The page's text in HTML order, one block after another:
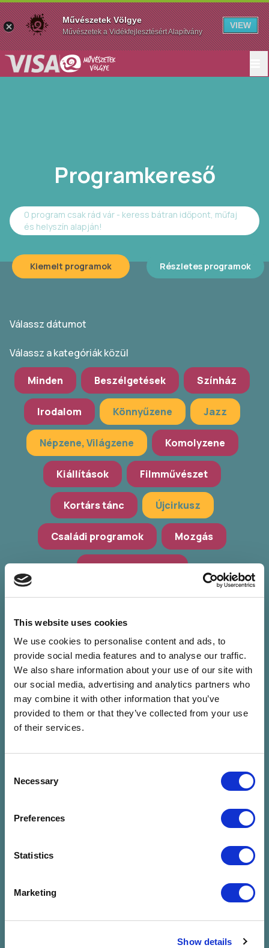
This website uses cookies
We use cookies to personalise content and ads, to
provide social media features and to analyse our traffic.
We also share information about your use of our site with
our social media, advertising and analytics partners who
may combine it with other information that you’ve
provided to them or that they’ve collected from your use
of their services.
Selection
Necessary
Preferences
Statistics
Marketing
Show details
Programkereső
0 program csak rád vár - keress bátran időpont, műfaj
és helyszín alapján!
Kiemelt programok Részletes programok
Válassz dátumot
Válassz a kategóriák közül
Minden Beszélgetések Színház
Irodalom Könnyűzene Jazz
Népzene, Világzene Komolyzene
Kiállítások Filmművészet
Kortárs tánc Újcirkusz
Családi programok Mozgás
Hagyományőrzés
Workshop, előadások Zöld programok
Nincs találat a
megadott
szűrésre
Művészetek Völgye
Művészetek a Vidékfejlesztésért Alapítvány
VIEW